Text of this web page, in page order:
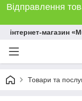
Відправлення
інтернет-магазин
Товари та